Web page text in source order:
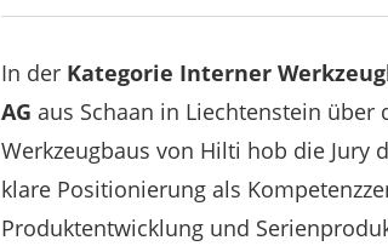
In der Kategorie Interner
AG aus Schaan in Liechtenstein über
Werkzeugbaus von Hilti hob die Jury
klare Positionierung als
Produktentwicklung und